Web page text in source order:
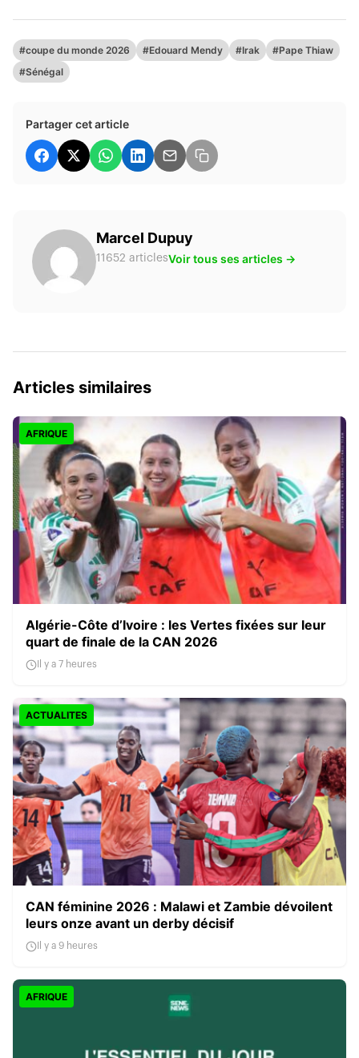
#coupe du monde 2026 #Edouard Mendy #Irak
#Pape Thiaw
#Sénégal
Partager cet article
Marcel Dupuy
11652 articlesVoir tous ses articles →
Articles similaires
AFRIQUE
Algérie-Côte d’Ivoire : les Vertes fixées sur leur
quart de finale de la CAN 2026
Il y a 7 heures
ACTUALITES
CAN féminine 2026 : Malawi et Zambie dévoilent
leurs onze avant un derby décisif
Il y a 9 heures
AFRIQUE